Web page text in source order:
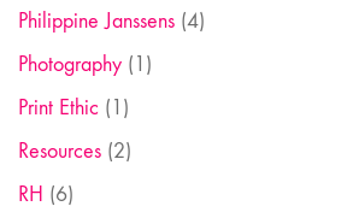
Philippine Janssens (4)
Photography (1)
Print Ethic (1)
Resources (2)
RH (6)